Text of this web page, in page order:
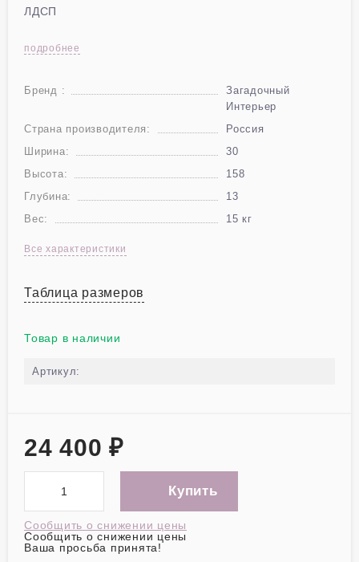
ЛДСП
подробнее
Бренд :
Загадочный
Интерьер
Страна производителя:
Россия
Ширина:
30
Высота:
158
Глубина:
13
Вес:
15 кг
Все характеристики
Таблица размеров
Товар в наличии
Артикул:
24 400₽
Купить
Сообщить о снижении цены
Сообщить о снижении цены
Ваша просьба принята!